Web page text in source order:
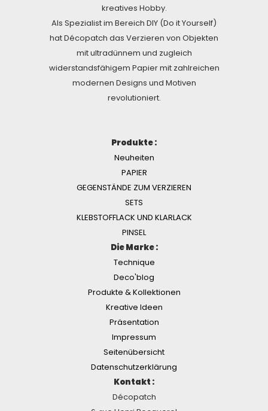
kreatives Hobby.
Als Spezialist im Bereich DIY (Do it Yourself)
hat Décopatch das Verzieren von Objekten
mit ultradünnem und zugleich
widerstandsfähigem Papier mit zahlreichen
modernen Designs und Motiven
revolutioniert.
Produkte :
Neuheiten
PAPIER
GEGENSTÄNDE ZUM VERZIEREN
SETS
KLEBSTOFFLACK UND KLARLACK
PINSEL
Die Marke :
Technique
Deco'blog
Produkte & Kollektionen
Kreative Ideen
Präsentation
Impressum
Seitenübersicht
Datenschutzerklärung
Kontakt :
Décopatch